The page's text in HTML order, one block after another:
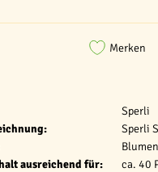
Sperli
Sperli
ausreichend für:
ca. 40
Merken